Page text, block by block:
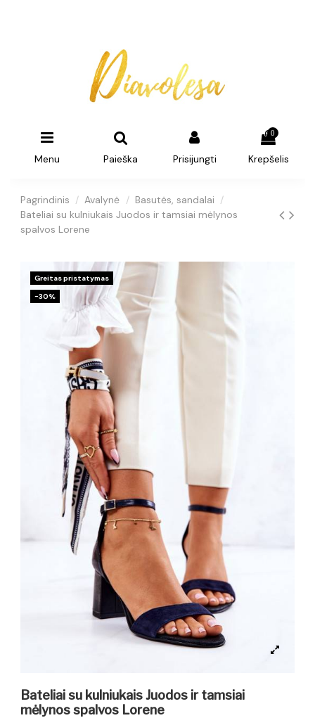
Menu Paieška Prisijungti
0
Krepšelis
Pagrindinis Avalynė
Basutės, sandalai
Bateliai su kulniukais Juodos ir tamsiai mėlynos
spalvos Lorene
Greitas pristatymas
−30%
Bateliai su kulniukais Juodos ir tamsiai
mėlynos spalvos Lorene